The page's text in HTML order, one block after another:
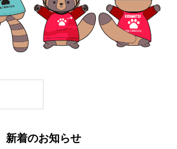
新着のお知らせ